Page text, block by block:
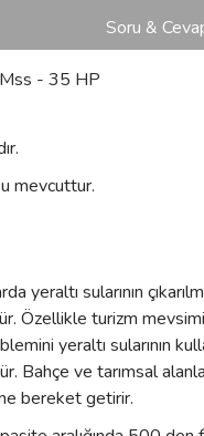
Soru &
- 35 HP
mevcuttur.
sularının
Özellikle turizm
yeraltı sularının
Bahçe ve tarımsal
bereket getirir.